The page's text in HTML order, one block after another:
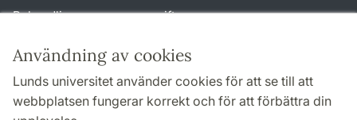
Användning av cookies
Lunds universitet använder cookies för att se till att
webbplatsen fungerar korrekt och för att förbättra din
Behandling av personuppgifter
TYPO3-login
Följ oss i sociala medier